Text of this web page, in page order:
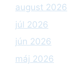
august 2026
júl 2026
jún 2026
máj 2026